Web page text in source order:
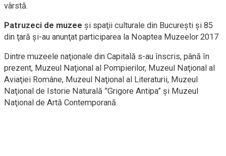
vârstă.
Patruzeci de muzee şi spaţii culturale din Bucureşti şi 85
din ţară şi-au anunţat participarea la Noaptea Muzeelor 2017
Dintre muzeele naţionale din Capitală s-au înscris, până în
prezent, Muzeul Naţional al Pompierilor, Muzeul Naţional al
Aviaţiei Române, Muzeul Naţional al Literaturii, Muzeul
Naţional de Istorie Naturală ”Grigore Antipa” şi Muzeul
Naţional de Artă Contemporană.